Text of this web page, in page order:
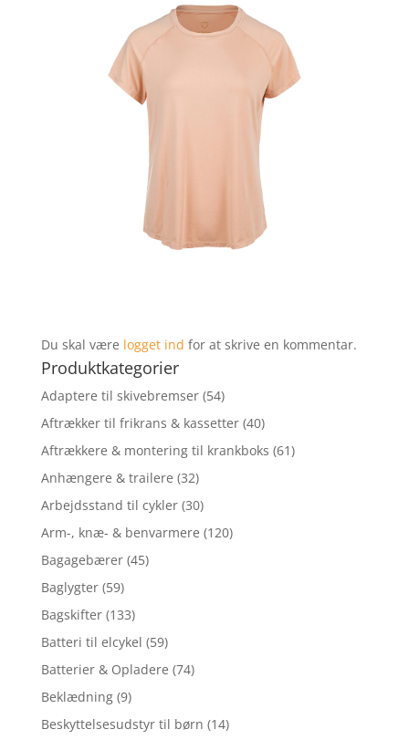
Du skal være logget ind for at skrive en kommentar.
Produktkategorier
Adaptere til skivebremser (54)
Aftrækker til frikrans & kassetter (40)
Aftrækkere & montering til krankboks (61)
Anhængere & trailere (32)
Arbejdsstand til cykler (30)
Arm-, knæ- & benvarmere (120)
Bagagebærer (45)
Baglygter (59)
Bagskifter (133)
Batteri til elcykel (59)
Batterier & Opladere (74)
Beklædning (9)
Beskyttelsesudstyr til børn (14)